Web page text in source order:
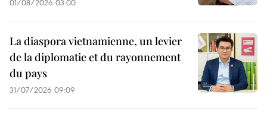
01/08/2026 03:00
La diaspora vietnamienne, un levier
de la diplomatie et du rayonnement
du pays
31/07/2026 09:09